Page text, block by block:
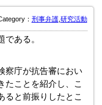
： 刑事弁護, 研究活動
ある。
察庁が抗告審におい
たことを紹介し、こ
ると前振りしたとこ